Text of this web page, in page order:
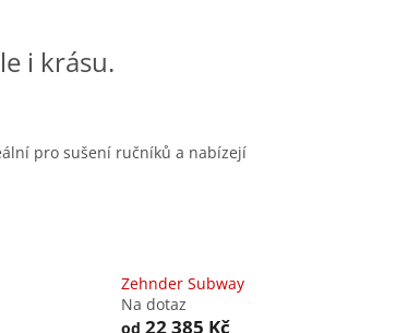
i krásu.
pro sušení ručníků a nabízejí
Zehnder Subway
Na dotaz
od 22 385 Kč